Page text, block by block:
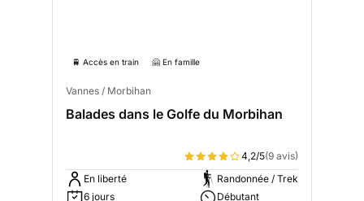
🚆 Accès en train 🤗 En famille
Vannes / Morbihan
Balades dans le Golfe du Morbihan
4,2/5(9 avis)
En liberté
6 jours
Randonnée / Trek
Débutant